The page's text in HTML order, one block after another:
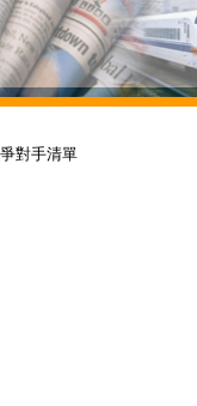
對手清單